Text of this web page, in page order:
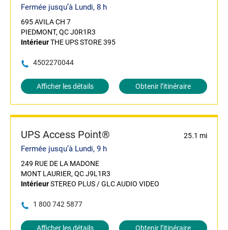
Fermée jusqu’à Lundi, 8 h
695 AVILA CH 7
PIEDMONT, QC J0R1R3
IntérieurTHE UPS STORE 395
4502270044
Afficher les détails Obtenir l’itinéraire
UPS Access Point® 25.1 mi
Fermée jusqu’à Lundi, 9 h
249 RUE DE LA MADONE
MONT LAURIER, QC J9L1R3
IntérieurSTEREO PLUS / GLC AUDIO VIDEO
1 800 742 5877
Afficher les détails Obtenir l’itinéraire